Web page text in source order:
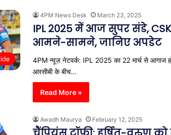
4PM News Desk March 23, 2025
IPL 2025 में आज सुपर संडे,
आमने-सामने, जानिए अपडेट
4PM न्यूज़ नेटवर्क: IPL 2025 का 22 मार्च से आगाज
आरसीबी के बीच…
Read More »
Awadh Maurya February 12, 2025
व्यापारियों
को
नगर में ट्रेडर्स कमीशन की पहली
की